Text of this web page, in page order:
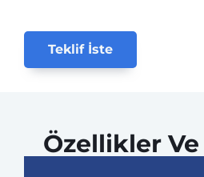
Teklif İste
Özellikler